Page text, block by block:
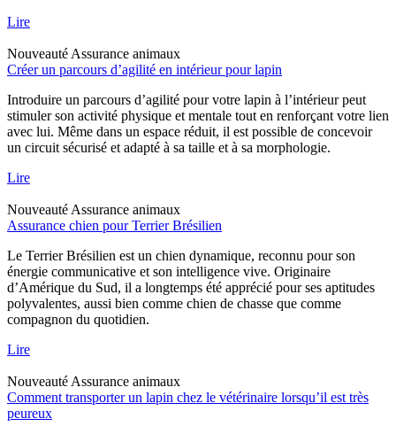
Lire
Nouveauté Assurance animaux
Créer un parcours d’agilité en intérieur pour lapin
Introduire un parcours d’agilité pour votre lapin à l’intérieur peut
stimuler son activité physique et mentale tout en renforçant votre lien
avec lui. Même dans un espace réduit, il est possible de concevoir
un circuit sécurisé et adapté à sa taille et à sa morphologie.
Lire
Nouveauté Assurance animaux
Assurance chien pour Terrier Brésilien
Le Terrier Brésilien est un chien dynamique, reconnu pour son
énergie communicative et son intelligence vive. Originaire
d’Amérique du Sud, il a longtemps été apprécié pour ses aptitudes
polyvalentes, aussi bien comme chien de chasse que comme
compagnon du quotidien.
Lire
Nouveauté Assurance animaux
Comment transporter un lapin chez le vétérinaire lorsqu’il est très
peureux